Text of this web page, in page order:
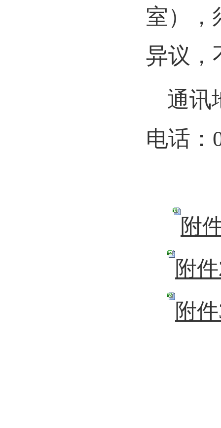
室），
异议，
通讯
电话：
附
附
附